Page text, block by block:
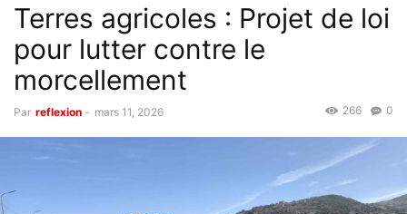
Terres agricoles : Projet de loi
pour lutter contre le
morcellement
Par reflexion - mars 11, 2026 0
266